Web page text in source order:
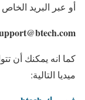
أو عبر البريد
كما انه يمكنك أن
ميديا التالية: